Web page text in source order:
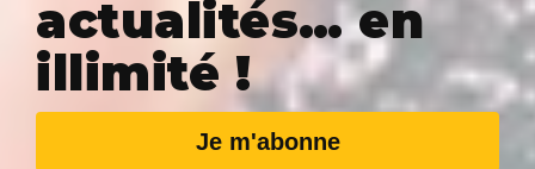
actualités… en
illimité !
Je m'abonne